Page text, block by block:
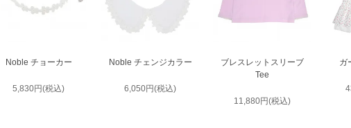
Noble チョーカー
5,830円(税込)
Noble チェンジカラー
6,050円(税込)
ブレスレットスリーブ
Tee
11,880円(税込)
ガ